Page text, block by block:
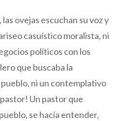
ovejas escuchan su voz y
casuístico moralista, ni
políticos con los
que buscaba la
ni un contemplativo
Un pastor que
se hacía entender,